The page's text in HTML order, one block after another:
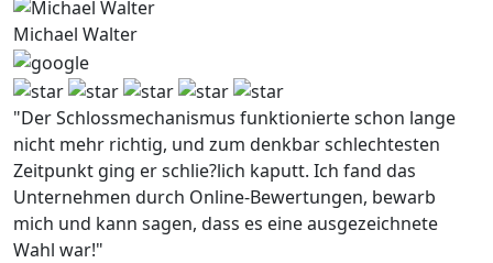
Michael Walter
"Der Schlossmechanismus funktionierte schon lange
nicht mehr richtig, und zum denkbar schlechtesten
Zeitpunkt ging er schlie?lich kaputt. Ich fand das
Unternehmen durch Online-Bewertungen, bewarb
mich und kann sagen, dass es eine ausgezeichnete
Wahl war!"